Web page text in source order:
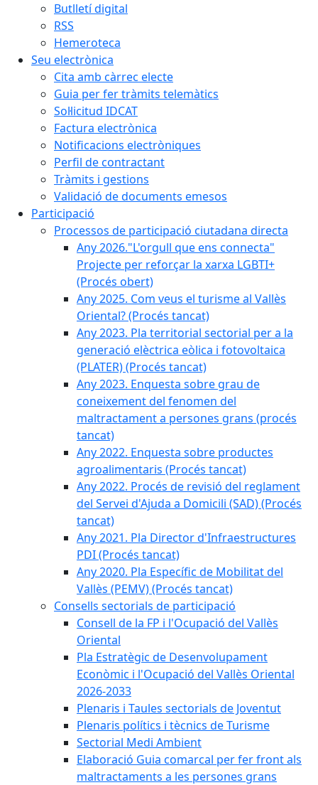
Butlletí digital
RSS
Hemeroteca
Seu electrònica
Cita amb càrrec electe
Guia per fer tràmits telemàtics
Sol·licitud IDCAT
Factura electrònica
Notificacions electròniques
Perfil de contractant
Tràmits i gestions
Validació de documents emesos
Participació
Processos de participació ciutadana directa
Any 2026."L'orgull que ens connecta"
Projecte per reforçar la xarxa LGBTI+
(Procés obert)
Any 2025. Com veus el turisme al Vallès
Oriental? (Procés tancat)
Any 2023. Pla territorial sectorial per a la
generació elèctrica eòlica i fotovoltaica
(PLATER) (Procés tancat)
Any 2023. Enquesta sobre grau de
coneixement del fenomen del
maltractament a persones grans (procés
tancat)
Any 2022. Enquesta sobre productes
agroalimentaris (Procés tancat)
Any 2022. Procés de revisió del reglament
del Servei d'Ajuda a Domicili (SAD) (Procés
tancat)
Any 2021. Pla Director d'Infraestructures
PDI (Procés tancat)
Any 2020. Pla Específic de Mobilitat del
Vallès (PEMV) (Procés tancat)
Consells sectorials de participació
Consell de la FP i l'Ocupació del Vallès
Oriental
Pla Estratègic de Desenvolupament
Econòmic i l'Ocupació del Vallès Oriental
2026-2033
Plenaris i Taules sectorials de Joventut
Plenaris polítics i tècnics de Turisme
Sectorial Medi Ambient
Elaboració Guia comarcal per fer front als
maltractaments a les persones grans